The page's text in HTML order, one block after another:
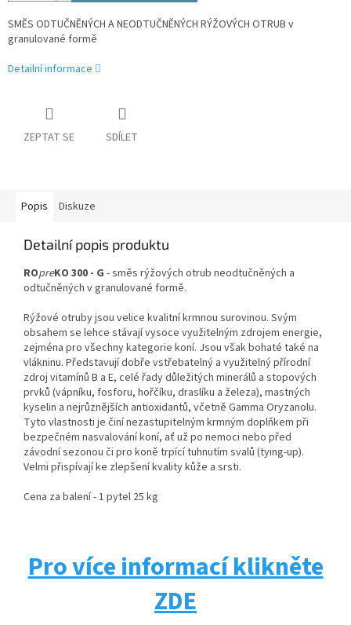
SMĚS ODTUČNĚNÝCH A NEODTUČNĚNÝCH RÝŽOVÝCH OTRUB v
granulované formě
Detailní informace
ZEPTAT SE SDÍLET
Popis Diskuze
Detailní popis produktu
ROpreKO 300 - G - směs rýžových otrub neodtučněných a
odtučněných v granulované formě.
Rýžové otruby jsou velice kvalitní krmnou surovinou. Svým
obsahem se lehce stávají vysoce využitelným zdrojem energie,
zejména pro všechny kategorie koní. Jsou však bohaté také na
vlákninu. Představují dobře vstřebatelný a využitelný přírodní
zdroj vitamínů B a E, celé řady důležitých minerálů a stopových
prvků (vápníku, fosforu, hořčíku, draslíku a železa), mastných
kyselin a nejrůznějších antioxidantů, včetně Gamma Oryzanolu.
Tyto vlastnosti je činí nezastupitelným krmným doplňkem při
bezpečném nasvalování koní, ať už po nemoci nebo před
závodní sezonou či pro koně trpící tuhnutím svalů (tying-up).
Velmi přispívají ke zlepšení kvality kůže a srsti.
Cena za balení - 1 pytel 25 kg
Pro více informací klikněte
ZDE